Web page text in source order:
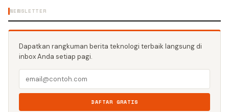
NEWSLETTER
Dapatkan rangkuman berita teknologi terbaik langsung di
inbox Anda setiap pagi.
DAFTAR GRATIS